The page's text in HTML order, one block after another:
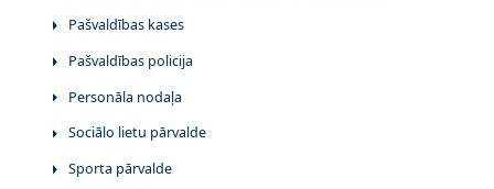
Pašvaldības kases
Pašvaldības policija
Personāla nodaļa
Sociālo lietu pārvalde
Sporta pārvalde